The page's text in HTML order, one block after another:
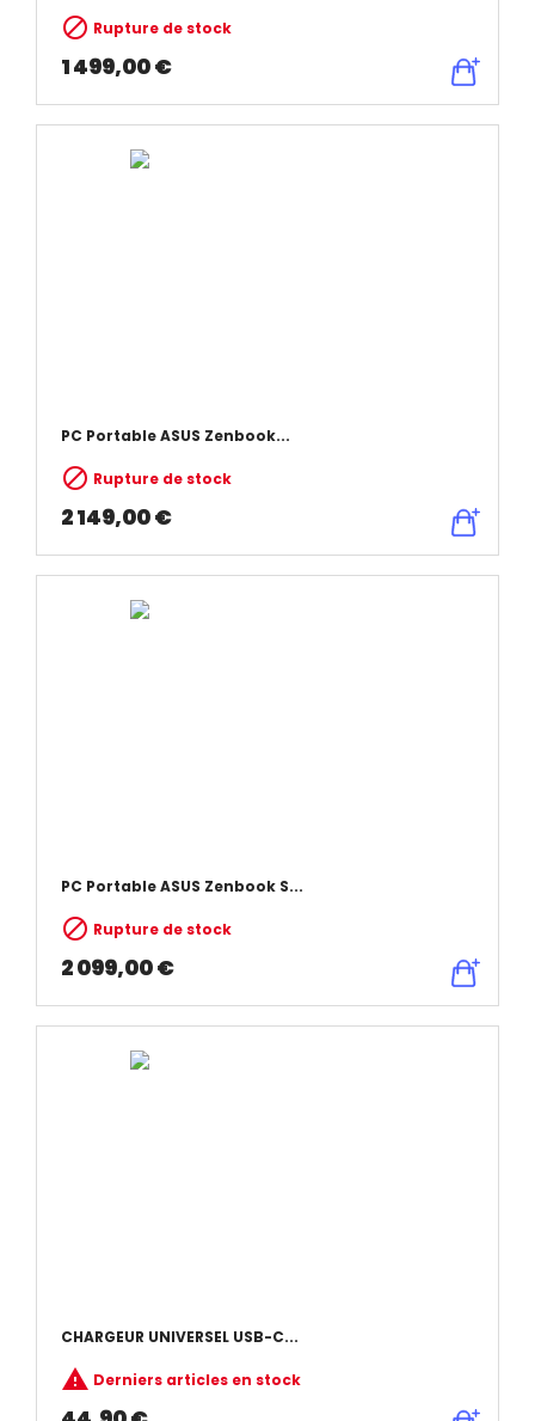
 Rupture de stock
1 499,00 €
PC Portable ASUS Zenbook...
 Rupture de stock
2 149,00 €
PC Portable ASUS Zenbook S...
 Rupture de stock
2 099,00 €
CHARGEUR UNIVERSEL USB-C...
 Derniers articles en stock